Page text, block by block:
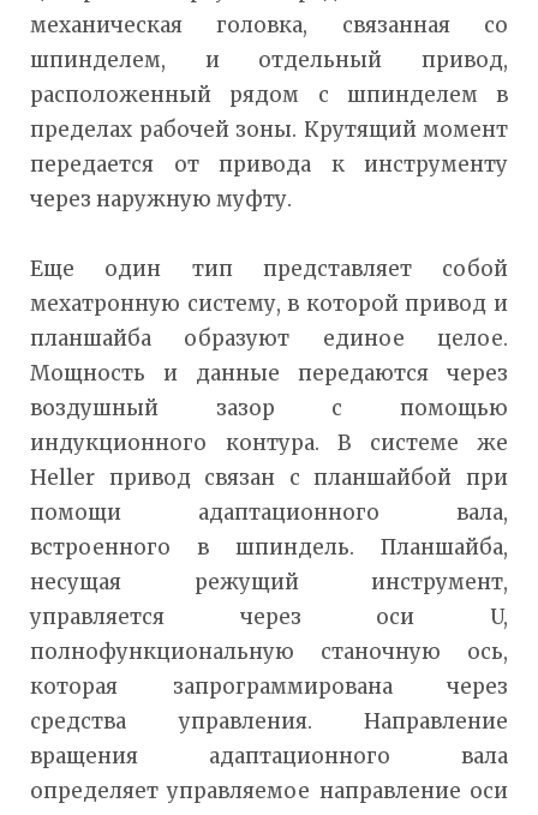
механическая головка, связанная со
шпинделем, и отдельный привод,
расположенный рядом с шпинделем в
пределах рабочей зоны. Крутящий момент
передается от привода к инструменту
через наружную муфту.
Еще один тип представляет собой
мехатронную систему, в которой привод и
планшайба образуют единое целое.
Мощность и данные передаются через
воздушный зазор с помощью
индукционного контура. В системе же
Heller привод связан с планшайбой при
помощи адаптационного вала,
встроенного в шпиндель. Планшайба,
несущая режущий инструмент,
управляется через оси U,
полнофункциональную станочную ось,
которая запрограммирована через
средства управления. Направление
вращения адаптационного вала
определяет управляемое направление оси